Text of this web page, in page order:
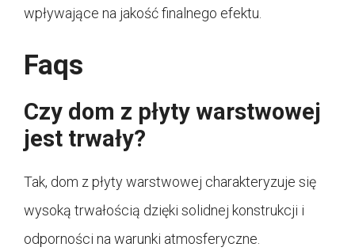
wpływające na jakość finalnego efektu.
Faqs
Czy dom z płyty warstwowej
jest trwały?
Tak, dom z płyty warstwowej charakteryzuje się
wysoką trwałością dzięki solidnej konstrukcji i
odporności na warunki atmosferyczne.